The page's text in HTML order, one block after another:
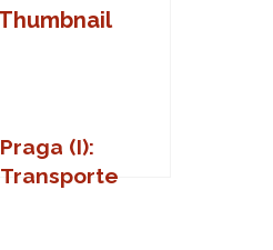
Praga (I):
Transporte